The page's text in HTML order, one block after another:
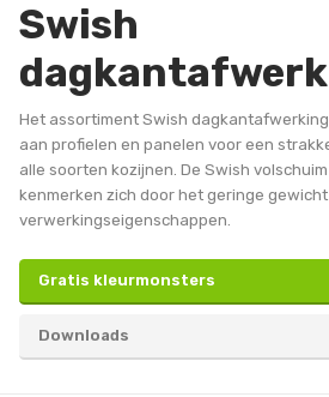
Swish
Het assortiment Swish
aan profielen en panelen voor een
alle soorten kozijnen. De Swish
kenmerken zich door het geringe
verwerkingseigenschappen.
Gratis kleurmonsters
Downloads